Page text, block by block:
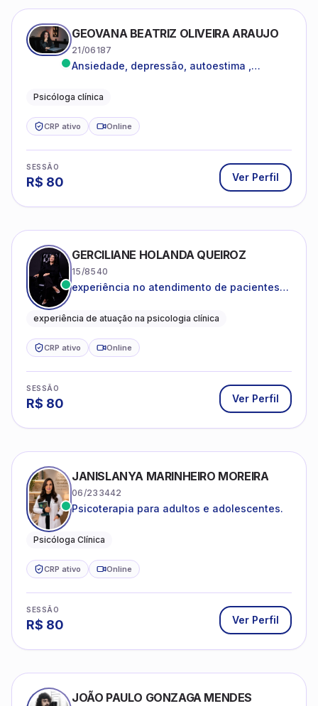
GEOVANA BEATRIZ OLIVEIRA ARAUJO
21/06187
Ansiedade, depressão, autoestima ,
Psicóloga clínica
CRP ativo Online
SESSÃO
R$ 80 Ver Perfil
GERCILIANE HOLANDA QUEIROZ
15/8540
experiência no atendimento de pacientes
catastróficos e comportamentos
experiência de atuação na psicologia clínica
CRP ativo Online
SESSÃO
R$ 80 Ver Perfil
JANISLANYA MARINHEIRO MOREIRA
06/233442
Psicoterapia para adultos e adolescentes.
Psicóloga Clínica
CRP ativo Online
SESSÃO
R$ 80 Ver Perfil
JOÃO PAULO GONZAGA MENDES